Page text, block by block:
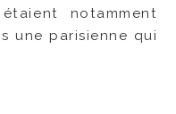
notamment
une parisienne qui